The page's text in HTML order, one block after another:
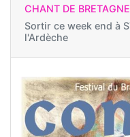
CHANT DE
Sortir ce week end à
l'Ardèche